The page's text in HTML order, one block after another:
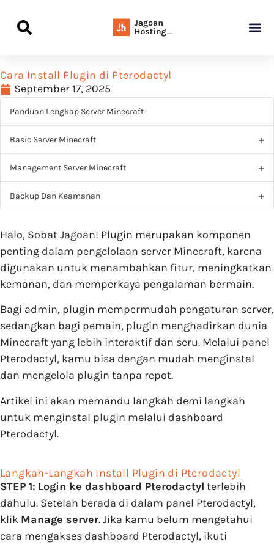
Cara Install Plugin di Pterodactyl
September 17, 2025
Panduan Lengkap Server Minecraft
Basic Server Minecraft
Management Server Minecraft
Backup Dan Keamanan
Halo, Sobat Jagoan! Plugin merupakan komponen
penting dalam pengelolaan server Minecraft, karena
digunakan untuk menambahkan fitur, meningkatkan
kemanan, dan memperkaya pengalaman bermain.
Bagi admin, plugin mempermudah pengaturan server,
sedangkan bagi pemain, plugin menghadirkan dunia
Minecraft yang lebih interaktif dan seru. Melalui panel
Pterodactyl, kamu bisa dengan mudah menginstal
dan mengelola plugin tanpa repot.
Artikel ini akan memandu langkah demi langkah
untuk menginstal plugin melalui dashboard
Pterodactyl.
Langkah-Langkah Install Plugin di Pterodactyl
STEP 1: Login ke dashboard Pterodactyl terlebih
dahulu. Setelah berada di dalam panel Pterodactyl,
klik Manage server. Jika kamu belum mengetahui
cara mengakses dashboard Pterodactyl, ikuti